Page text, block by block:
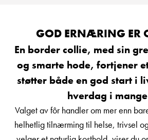
GOD ERNÆRING ER
En border collie, med sin
og smarte hode, fortjener
støtter både en god start i
hverdag i
Valget av fôr handler om mer enn
helhetlig tilnærming til helse, trivsel